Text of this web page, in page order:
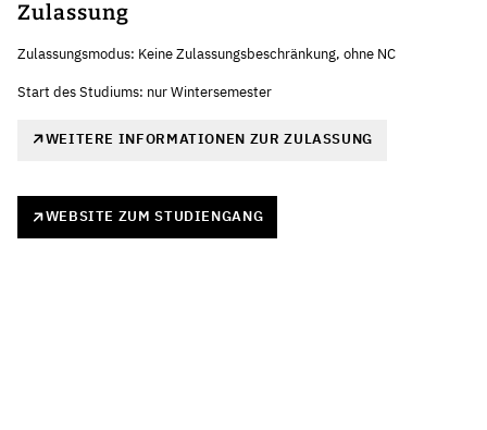
Zulassung
Zulassungsmodus: Keine Zulassungsbeschränkung, ohne NC
Start des Studiums: nur Wintersemester
WEITERE INFORMATIONEN ZUR ZULASSUNG
WEBSITE ZUM STUDIENGANG